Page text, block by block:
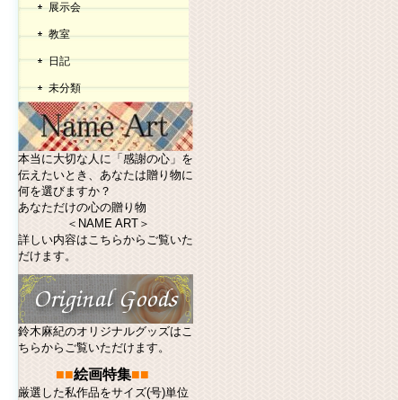
展示会
教室
日記
未分類
本当に大切な人に「感謝の心」を
伝えたいとき、あなたは贈り物に
何を選びますか？
あなただけの心の贈り物
＜NAME ART＞
詳しい内容はこちらからご覧いた
だけます。
鈴木麻紀のオリジナルグッズはこ
ちらからご覧いただけます。
■■絵画特集■■
厳選した私作品をサイズ(号)単位